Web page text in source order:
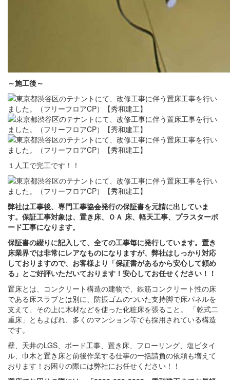
～施工後～
１人工で完工です！！
弊社は工事後、専門工事協会発行の保証書を元請に出していま
す。保証工事対象は、置き床、ＯＡ 床、軽天工事、プラスターボ
ード工事になります。
保証書の綴りに記入して、全ての工事毎に発行しています。置き
床業界では非常にレアなものになりますが、弊社はしっかり対応
しておりますので、お客様より「保証書があるから安心して頼め
る」とご好評いただいております！安心してお任せください！！
置床とは、コンクリート構造の建物で、鉄筋コンクリート性の床
である床スラブとは別に、防振ゴムのついた支持脚で床パネルを
支えて、その上に木材などを使った化粧床を張ること。 「乾式二
重床」ともよばれ、多くのマンション等でも採用されている構造
です。
壁、天井のLGS、ボード工事、置き床、フローリング、塩ビタイ
ル、巾木と置き床と前後作業する仕事の一括請負の依頼も増えて
おります！お困りの際には弊社にお任せください！！